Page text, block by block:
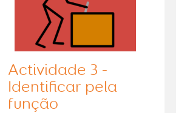
Actividade 3 -
Identificar pela
função